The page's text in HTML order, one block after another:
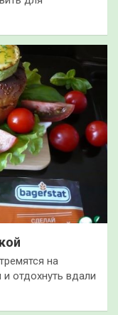
на
отдохнуть вдали